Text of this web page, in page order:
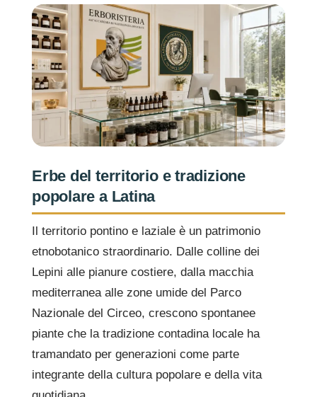
Erbe del territorio e tradizione
popolare a Latina
Il territorio pontino e laziale è un patrimonio
etnobotanico straordinario. Dalle colline dei
Lepini alle pianure costiere, dalla macchia
mediterranea alle zone umide del Parco
Nazionale del Circeo, crescono spontanee
piante che la tradizione contadina locale ha
tramandato per generazioni come parte
integrante della cultura popolare e della vita